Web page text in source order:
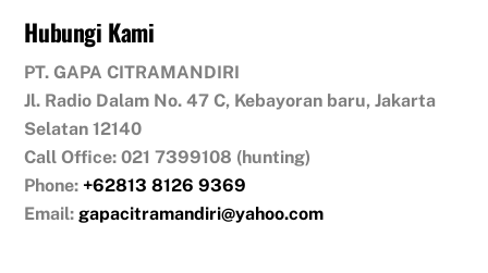
Hubungi Kami
PT. GAPA CITRAMANDIRI
Jl. Radio Dalam No. 47 C, Kebayoran baru, Jakarta
Selatan 12140
Call Office: 021 7399108 (hunting)
Phone: +62813 8126 9369
Email: gapacitramandiri@yahoo.com